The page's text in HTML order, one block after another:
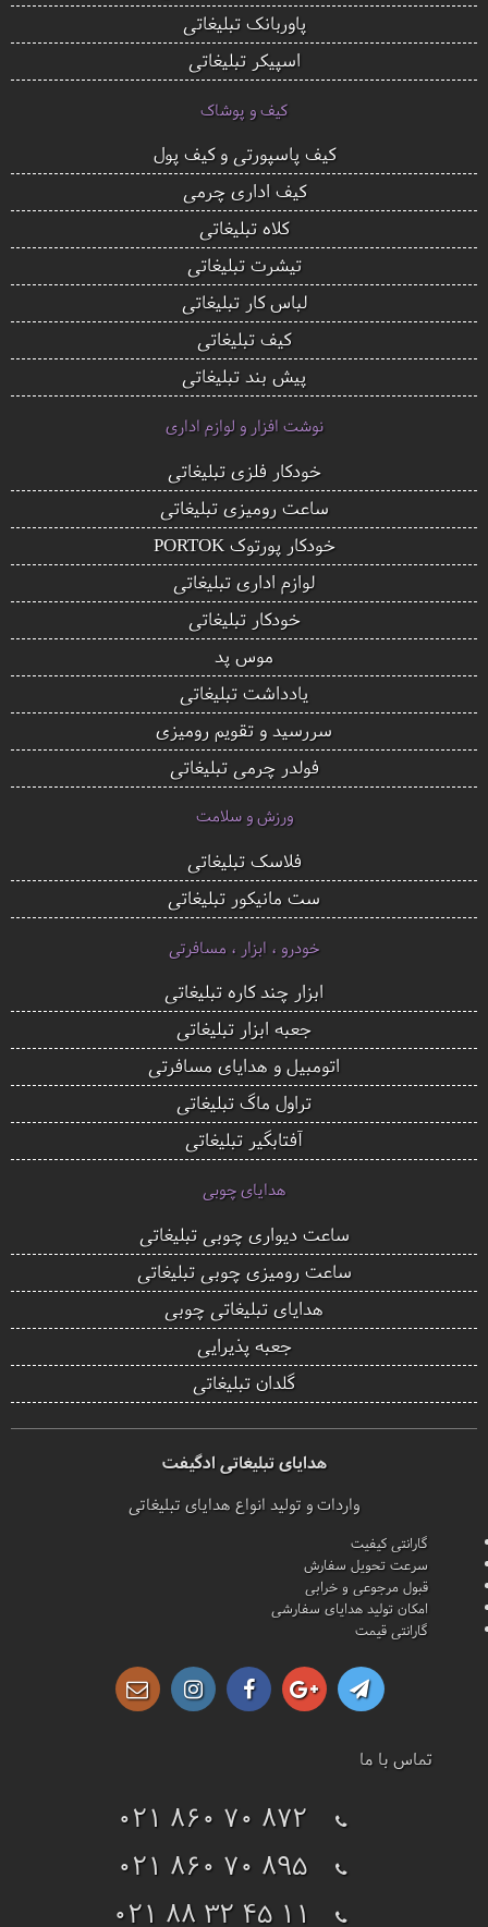
پاوربانک تبلیغاتی
اسپیکر تبلیغاتی
کیف و پوشاک
کیف پاسپورتی و کیف پول
کیف اداری چرمی
کلاه تبلیغاتی
تیشرت تبلیغاتی
لباس کار تبلیغاتی
کیف تبلیغاتی
پیش بند تبلیغاتی
نوشت افزار و لوازم اداری
خودکار فلزی تبلیغاتی
ساعت رومیزی تبلیغاتی
خودکار پورتوک PORTOK
لوازم اداری تبلیغاتی
خودکار تبلیغاتی
موس پد
یادداشت تبلیغاتی
سررسید و تقویم رومیزی
فولدر چرمی تبلیغاتی
ورزش و سلامت
فلاسک تبلیغاتی
ست مانیکور تبلیغاتی
خودرو ، ابزار ، مسافرتی
ابزار چند کاره تبلیغاتی
جعبه ابزار تبلیغاتی
اتومبیل و هدایای مسافرتی
تراول ماگ تبلیغاتی
آفتابگیر تبلیغاتی
هدایای چوبی
ساعت دیواری چوبی تبلیغاتی
ساعت رومیزی چوبی تبلیغاتی
هدایای تبلیغاتی چوبی
جعبه پذیرایی
گلدان تبلیغاتی
هدایای تبلیغاتی ادگیفت
واردات و تولید انواع هدایای تبلیغاتی
گارانتی کیفیت
سرعت تحویل سفارش
قبول مرجوعی و خرابی
امکان تولید هدایای سفارشی
گارانتی قیمت
تماس با ما
021 860 70 872
021 860 70 895
021 88 32 45 11